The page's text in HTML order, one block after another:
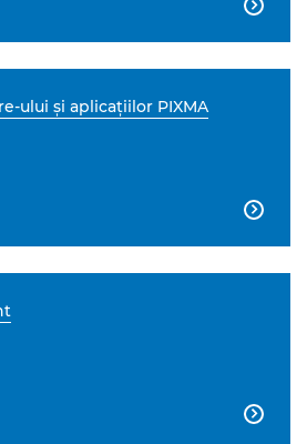

ului şi aplicaţiilor PIXMA

